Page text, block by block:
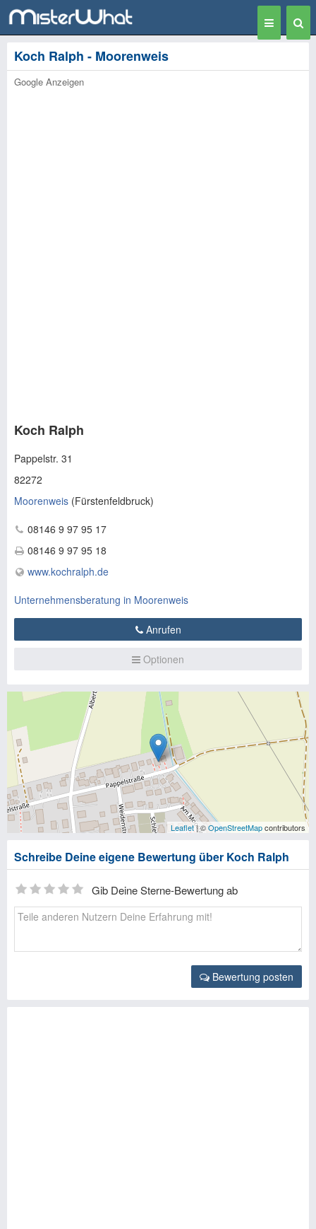
Toggle
navigation
Koch Ralph - Moorenweis
Google Anzeigen
Koch Ralph
Pappelstr. 31
82272
Moorenweis (Fürstenfeldbruck)
08146 9 97 95 17
08146 9 97 95 18
www.kochralph.de
Unternehmensberatung in Moorenweis
Anrufen
Optionen
Leaflet| ©OpenStreetMapcontributors
Schreibe Deine eigene Bewertung über Koch Ralph
Gib Deine Sterne-Bewertung ab
Bewertung posten